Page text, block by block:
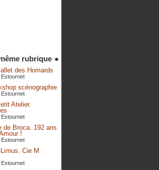
rubrique ●
des Homards
scénographie
Atelier.
de Broca. 192 ans
!
Cie M